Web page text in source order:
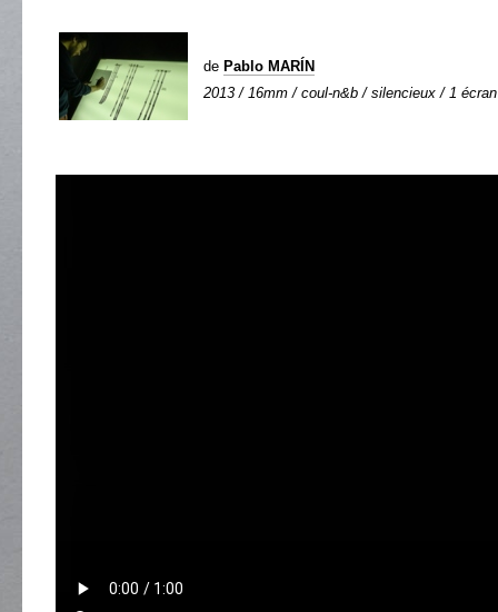
de Pablo MARÍN
2013 / 16mm / coul-n&b / silencieux / 1